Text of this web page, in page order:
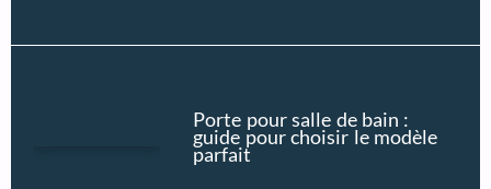
Porte pour salle de bain :
guide pour choisir le modèle
parfait